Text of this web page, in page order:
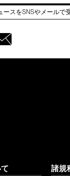
スをSNSやメールで
諸規